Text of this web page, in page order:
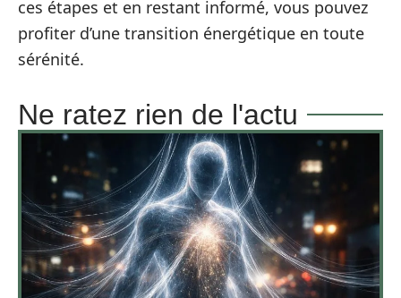
ces étapes et en restant informé, vous pouvez
profiter d’une transition énergétique en toute
sérénité.
Ne ratez rien de l'actu